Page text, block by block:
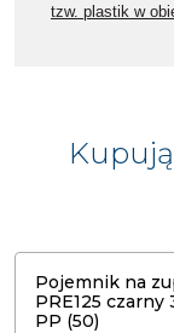
tzw. plastik w
Pojemnik na
PRE125 czarny
PP (50)